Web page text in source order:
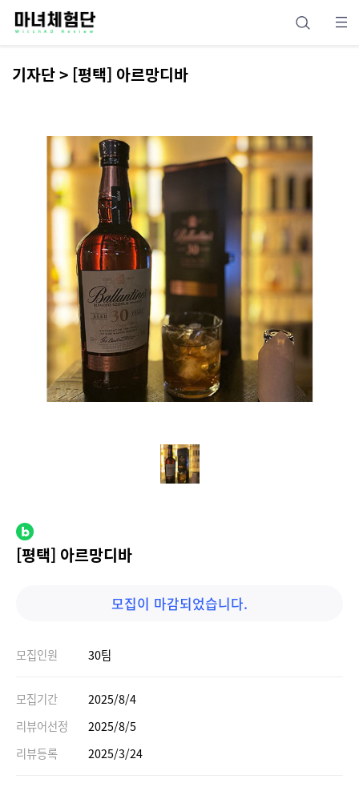
기자단 > [평택] 아르망디바
[평택] 아르망디바
모집이 마감되었습니다.
모집인원 30팀
모집기간
2025/8/4
리뷰어선정
2025/8/5
리뷰등록
2025/3/24